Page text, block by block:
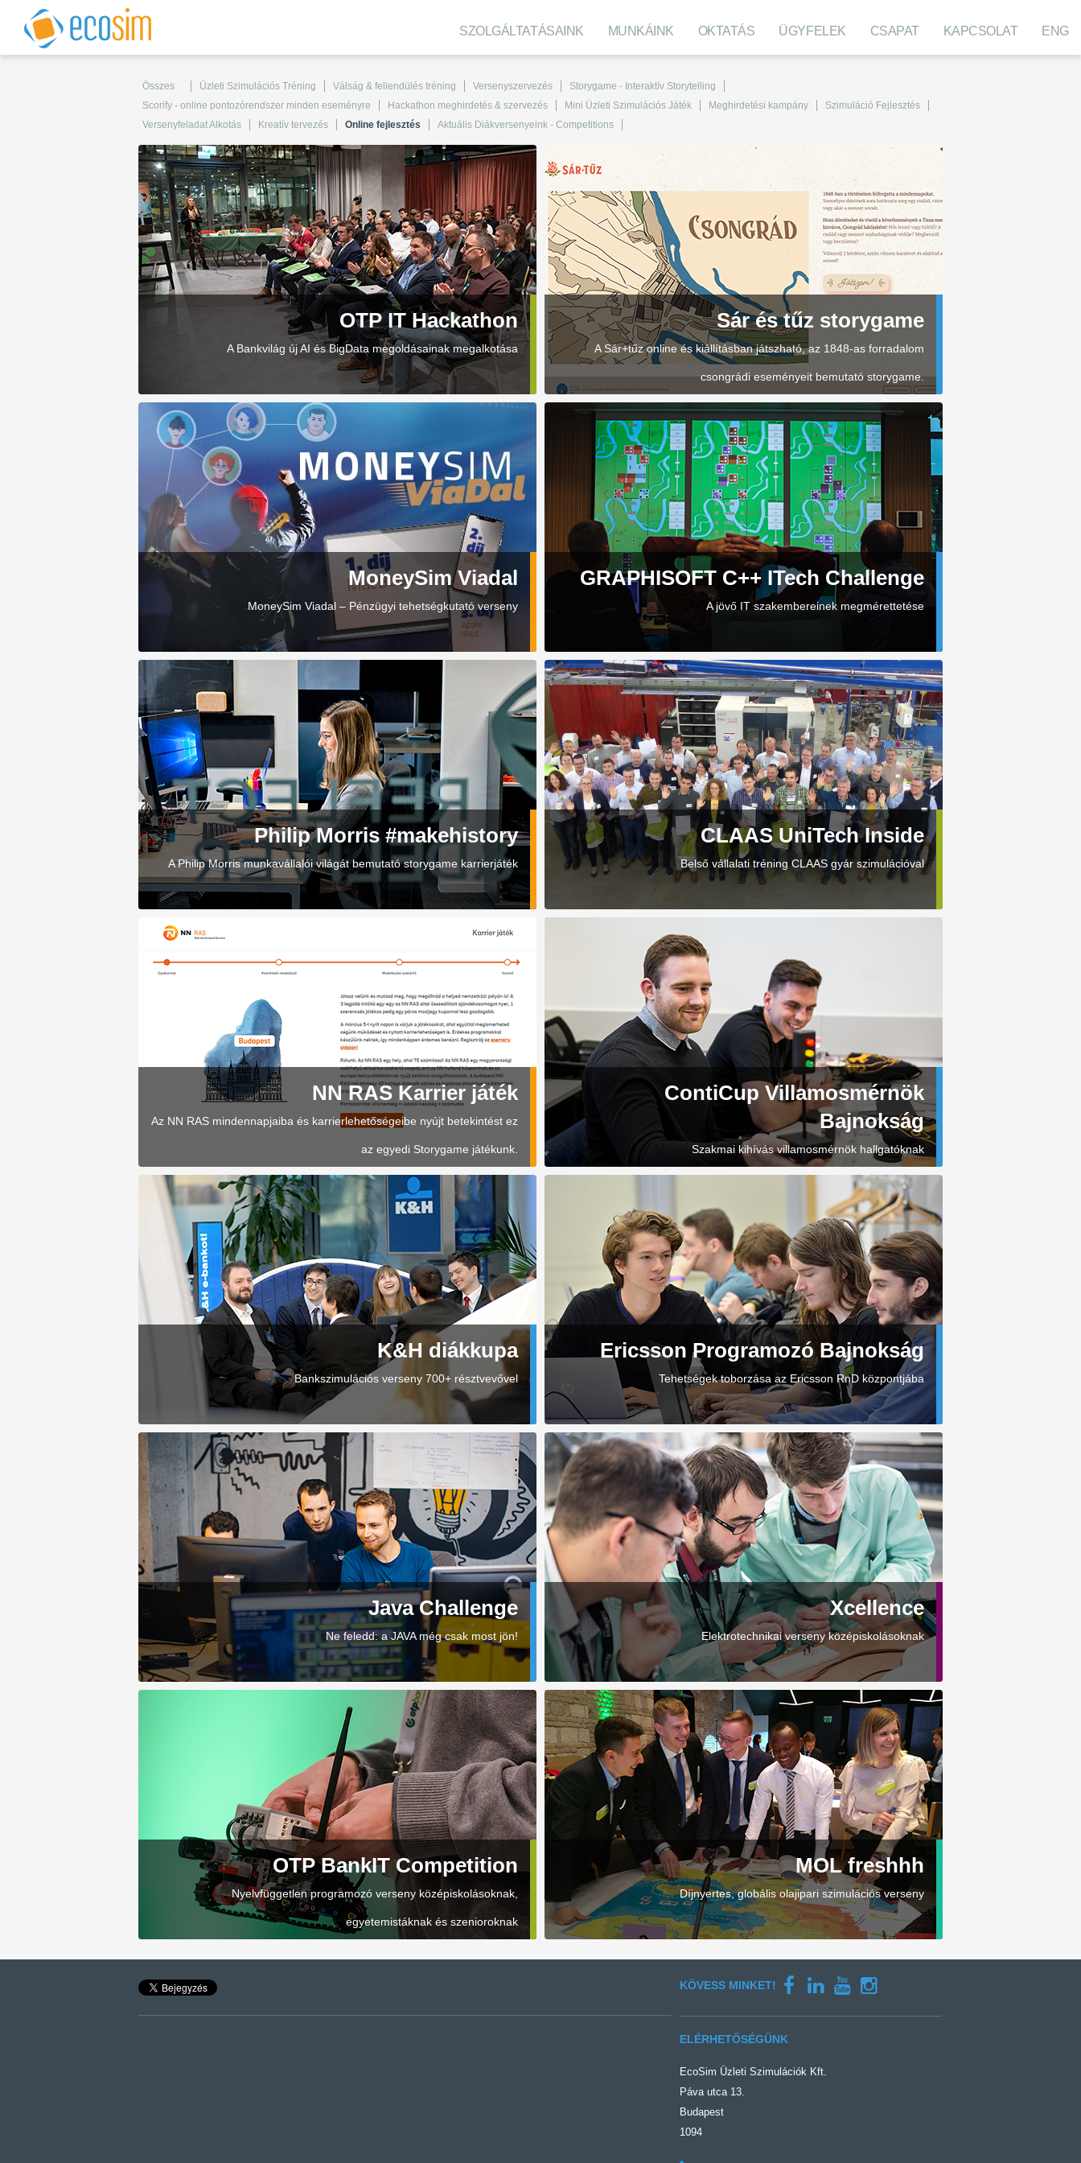
SZOLGÁLTATÁSAINK MUNKÁINK OKTATÁS ÜGYFELEK CSAPAT KAPCSOLAT ENG
Összes Üzleti Szimulációs Tréning Válság & fellendülés tréning Versenyszervezés
Storygame - Interaktív Storytelling
Scorify - online pontozórendszer minden eseményre
Hackathon meghirdetés & szervezés Mini Üzleti Szimulációs Játék Meghirdetési kampány
Szimuláció Fejlesztés
Versenyfeladat Alkotás
Kreatív tervezés Online fejlesztés Aktuális Diákversenyeink - Competitions
OTP IT Hackathon
A Bankvilág új AI és BigData megoldásainak megalkotása
Sár és tűz storygame
A Sár+tűz online és kiállításban játszható, az 1848-as forradalom
csongrádi eseményeit bemutató storygame.
MoneySim Viadal
MoneySim Viadal – Pénzügyi tehetségkutató verseny
GRAPHISOFT C++ ITech Challenge
A jövő IT szakembereinek megmérettetése
Philip Morris #makehistory
A Philip Morris munkavállalói világát bemutató storygame karrierjáték
CLAAS UniTech Inside
Belső vállalati tréning CLAAS gyár szimulációval
NN RAS Karrier játék
Az NN RAS mindennapjaiba és karrierlehetőségeibe nyújt betekintést ez
az egyedi Storygame játékunk.
ContiCup Villamosmérnök
Bajnokság
Szakmai kihívás villamosmérnök hallgatóknak
K&H diákkupa
Bankszimulációs verseny 700+ résztvevővel
Ericsson Programozó Bajnokság
Tehetségek toborzása az Ericsson RnD központjába
Java Challenge
Ne feledd: a JAVA még csak most jön!
Xcellence
Elektrotechnikai verseny középiskolásoknak
OTP BankIT Competition
Nyelvfüggetlen programozó verseny középiskolásoknak,
egyetemistáknak és szenioroknak
MOL freshhh
Díjnyertes, globális olajipari szimulációs verseny
KÖVESS MINKET!
ELÉRHETŐSÉGÜNK
EcoSim Üzleti Szimulációk Kft.
Páva utca 13.
Budapest
1094